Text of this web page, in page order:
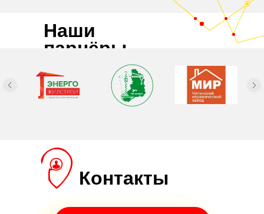
Наши
парнёры
Контакты